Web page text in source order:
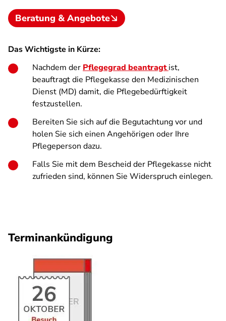
Beratung & Angebote
Das Wichtigste in Kürze:
Nachdem der Pflegegrad beantragtist,
beauftragt die Pflegekasse den Medizinischen
Dienst (MD) damit, die Pflegebedürftigkeit
festzustellen.
Bereiten Sie sich auf die Begutachtung vor und
holen Sie sich einen Angehörigen oder Ihre
Pflegeperson dazu.
Falls Sie mit dem Bescheid der Pflegekasse nicht
zufrieden sind, können Sie Widerspruch einlegen.
Terminankündigung